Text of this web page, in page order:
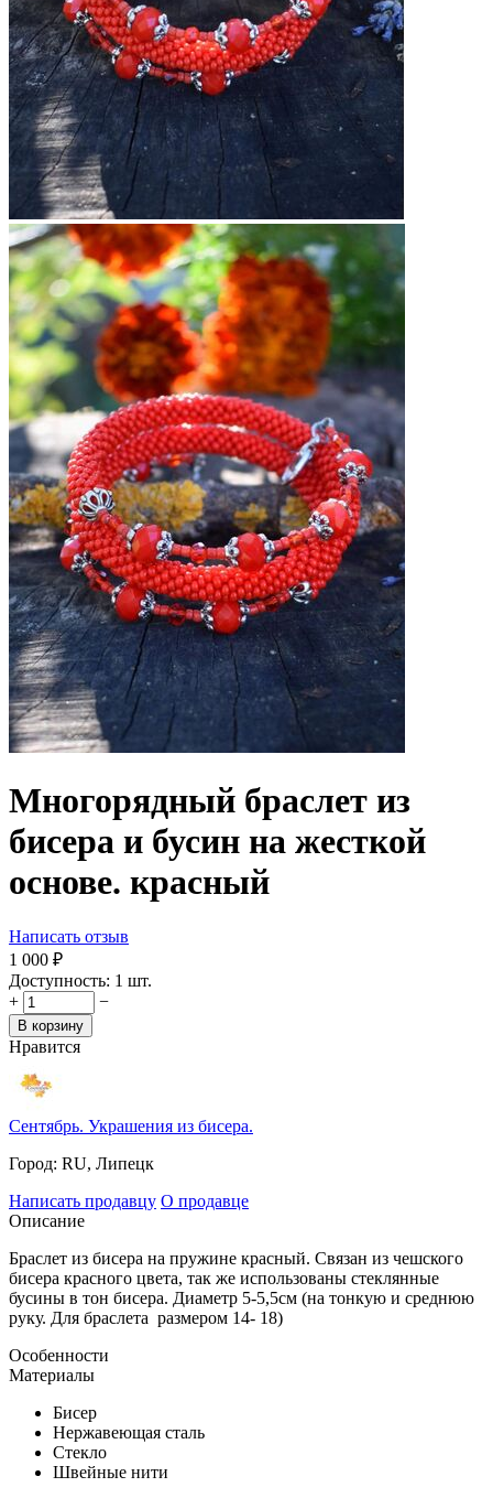
Многорядный браслет из
бисера и бусин на жесткой
основе. красный
Написать отзыв
1 000 ₽
Доступность: 1 шт.
+
−
В корзину
Нравится
Сентябрь. Украшения из бисера.
Город: RU, Липецк
Написать продавцу О продавце
Описание
Браслет из бисера на пружине красный. Связан из чешского
бисера красного цвета, так же использованы стеклянные
бусины в тон бисера. Диаметр 5-5,5см (на тонкую и среднюю
руку. Для браслета размером 14- 18)
Особенности
Материалы
Бисер
Нержавеющая сталь
Стекло
Швейные нити